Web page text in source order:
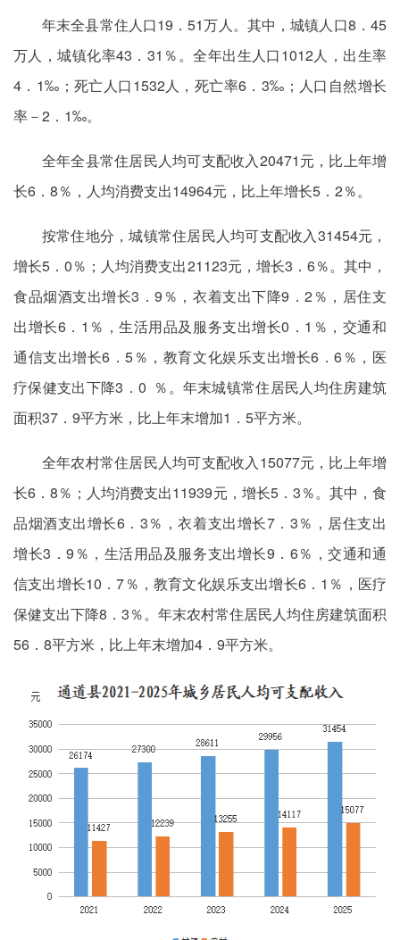
年末全县常住人口19．51万人。其中，城镇人口8．45
万人，城镇化率43．31％。全年出生人口1012人，出生率
4．1‰；死亡人口1532人，死亡率6．3‰；人口自然增长
率－2．1‰。
全年全县常住居民人均可支配收入20471元，比上年增
长6．8％，人均消费支出14964元，比上年增长5．2％。
按常住地分，城镇常住居民人均可支配收入31454元，
增长5．0％；人均消费支出21123元，增长3．6％。其中，
食品烟酒支出增长3．9％，衣着支出下降9．2％，居住支
出增长6．1％，生活用品及服务支出增长0．1％，交通和
通信支出增长6．5％，教育文化娱乐支出增长6．6％，医
疗保健支出下降3．0 ％。年末城镇常住居民人均住房建筑
面积37．9平方米，比上年末增加1．5平方米。
全年农村常住居民人均可支配收入15077元，比上年增
长6．8％；人均消费支出11939元，增长5．3％。其中，食
品烟酒支出增长6．3％，衣着支出增长7．3％，居住支出
增长3．9％，生活用品及服务支出增长9．6％，交通和通
信支出增长10．7％，教育文化娱乐支出增长6．1％，医疗
保健支出下降8．3％。年末农村常住居民人均住房建筑面积
56．8平方米，比上年末增加4．9平方米。